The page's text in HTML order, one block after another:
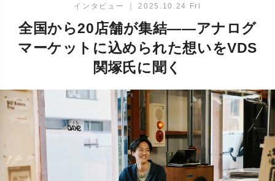
bluetooth
レコード針
インタビュー ｜ 2025.10.24 Fri
全国から20店舗が集結——アナログ
マーケットに込められた想いをVDS
関塚氏に聞く